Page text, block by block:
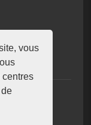
vous
centres